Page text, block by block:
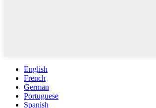
English
French
German
Portuguese
Spanish